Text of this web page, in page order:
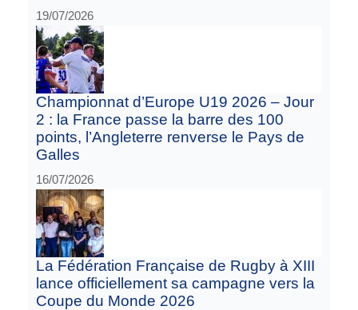
19/07/2026
Championnat d’Europe U19 2026 – Jour
2 : la France passe la barre des 100
points, l’Angleterre renverse le Pays de
Galles
16/07/2026
La Fédération Française de Rugby à XIII
lance officiellement sa campagne vers la
Coupe du Monde 2026